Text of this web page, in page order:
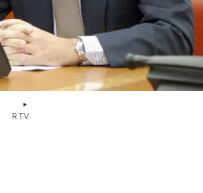
RTV